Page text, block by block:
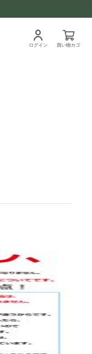
ログイン 買い物カゴ